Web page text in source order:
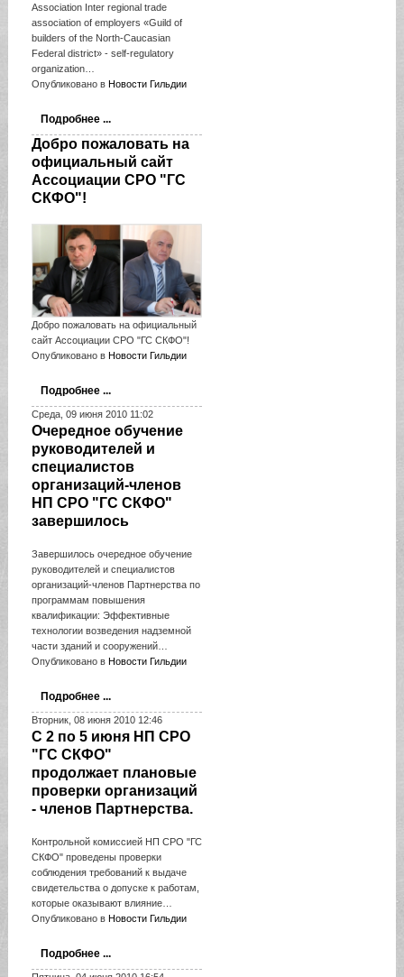
Association Inter regional trade
association of employers «Guild of
builders of the North-Caucasian
Federal district» - self-regulatory
organization…
Опубликовано в Новости Гильдии
Подробнее ...
Добро пожаловать на
официальный сайт
Ассоциации СРО "ГС
СКФО"!
Добро пожаловать на официальный
сайт Ассоциации СРО "ГС СКФО"!
Опубликовано в Новости Гильдии
Подробнее ...
Среда, 09 июня 2010 11:02
Очередное обучение
руководителей и
специалистов
организаций-членов
НП СРО "ГС СКФО"
завершилось
Завершилось очередное обучение
руководителей и специалистов
организаций-членов Партнерства по
программам повышения
квалификации: Эффективные
технологии возведения надземной
части зданий и сооружений…
Опубликовано в Новости Гильдии
Подробнее ...
Вторник, 08 июня 2010 12:46
С 2 по 5 июня НП СРО
"ГС СКФО"
продолжает плановые
проверки организаций
- членов Партнерства.
Контрольной комиссией НП СРО "ГС
СКФО" проведены проверки
соблюдения требований к выдаче
свидетельства о допуске к работам,
которые оказывают влияние…
Опубликовано в Новости Гильдии
Подробнее ...